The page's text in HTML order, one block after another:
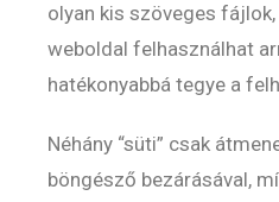
olyan kis szöveges
weboldal felhasználhat
hatékonyabbá tegye a
Néhány “süti” csak
böngésző bezárásával,